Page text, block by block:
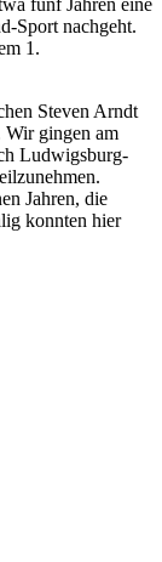
fünf Jahren eine
Sport nachgeht.
1.
Steven Arndt
Wir gingen am
Ludwigsburg-
Jahren, die
konnten hier